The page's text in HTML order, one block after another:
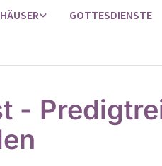
GOTTESDIENSTE
-